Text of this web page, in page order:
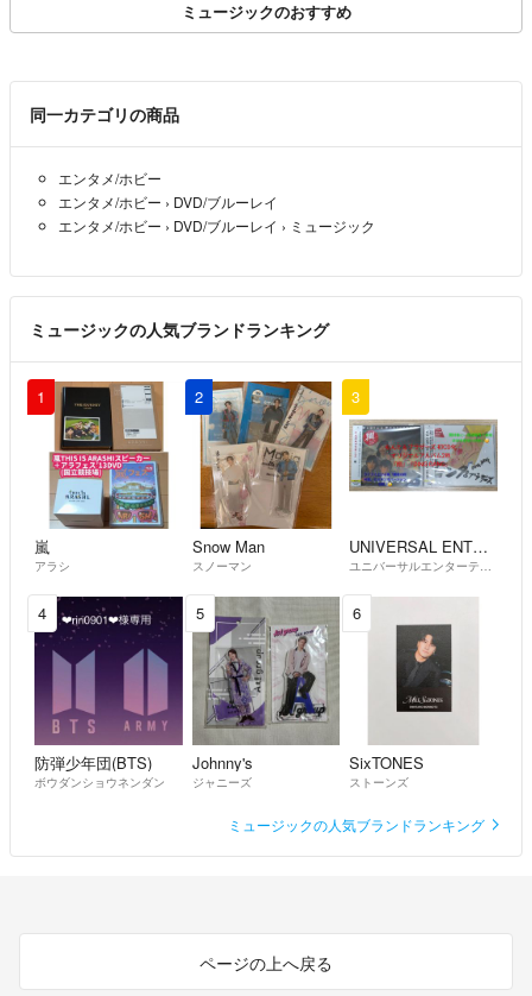
ミュージックのおすすめ
同一カテゴリの商品
エンタメ/ホビー
エンタメ/ホビー › DVD/ブルーレイ
エンタメ/ホビー › DVD/ブルーレイ › ミュージック
ミュージックの人気ブランドランキング
1
嵐
アラシ
2
Snow Man
スノーマン
3
UNIVERSAL ENTERTAINMENT
ユニバーサルエンターテインメント
4
防弾少年団(BTS)
ボウダンショウネンダン
5
Johnny's
ジャニーズ
6
SixTONES
ストーンズ
ミュージックの人気ブランドランキング
ページの上へ戻る